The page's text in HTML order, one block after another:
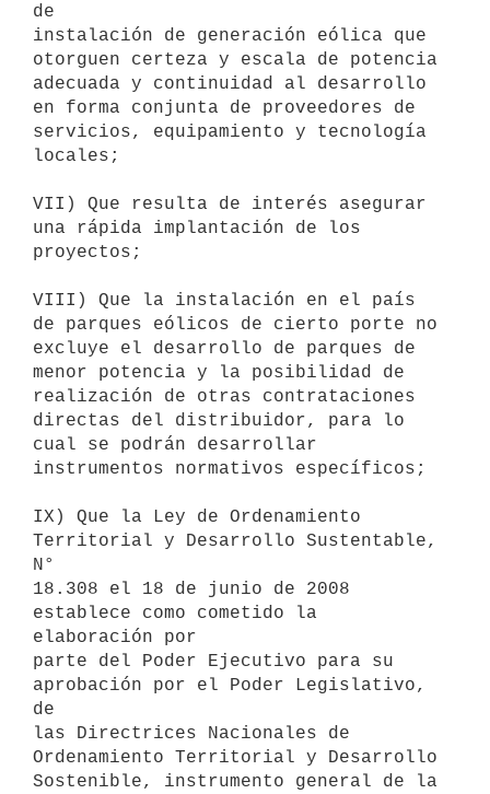
de
instalación de generación eólica que
otorguen certeza y escala de potencia
adecuada y continuidad al desarrollo
en forma conjunta de proveedores de
servicios, equipamiento y tecnología
locales;
VII) Que resulta de interés asegurar
una rápida implantación de los
proyectos;
VIII) Que la instalación en el país
de parques eólicos de cierto porte no
excluye el desarrollo de parques de
menor potencia y la posibilidad de
realización de otras contrataciones
directas del distribuidor, para lo
cual se podrán desarrollar
instrumentos normativos específicos;
IX) Que la Ley de Ordenamiento
Territorial y Desarrollo Sustentable,
N°
18.308 el 18 de junio de 2008
establece como cometido la
elaboración por
parte del Poder Ejecutivo para su
aprobación por el Poder Legislativo,
de
las Directrices Nacionales de
Ordenamiento Territorial y Desarrollo
Sostenible, instrumento general de la